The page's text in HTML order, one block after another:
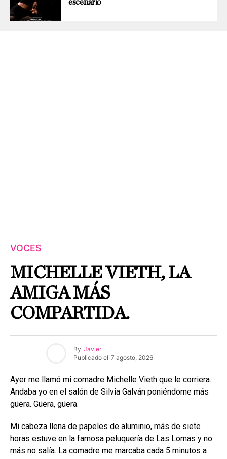
escenario
VOCES
MICHELLE VIETH, LA
AMIGA MÁS
COMPARTIDA.
By Javier
Publicado el 7 agosto, 2026
Ayer me llamó mi comadre Michelle Vieth que le corriera.
Andaba yo en el salón de Silvia Galván poniéndome más
güera. Güera, güera.
Mi cabeza llena de papeles de aluminio, más de siete
horas estuve en la famosa peluquería de Las Lomas y no
más no salía. La comadre me marcaba cada 5 minutos a